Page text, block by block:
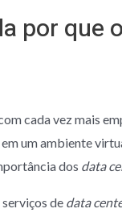
por que
cada vez mais
um ambiente
dos data
de data